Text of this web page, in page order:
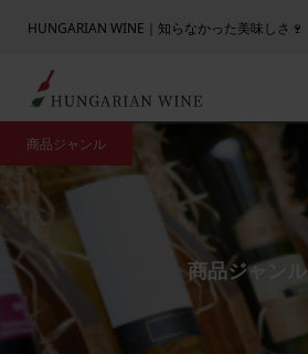
HUNGARIAN WINE｜知らなかった美味しさ🍷
商品ジャンル
商品ジャンル